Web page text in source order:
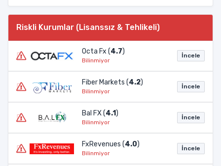
Riskli Kurumlar (Lisanssız & Tehlikeli)
Octa Fx (4.7)
Bilinmiyor
İncele
Fiber Markets (4.2)
Bilinmiyor
İncele
Bal FX (4.1)
Bilinmiyor
İncele
FxRevenues (4.0)
Bilinmiyor
İncele